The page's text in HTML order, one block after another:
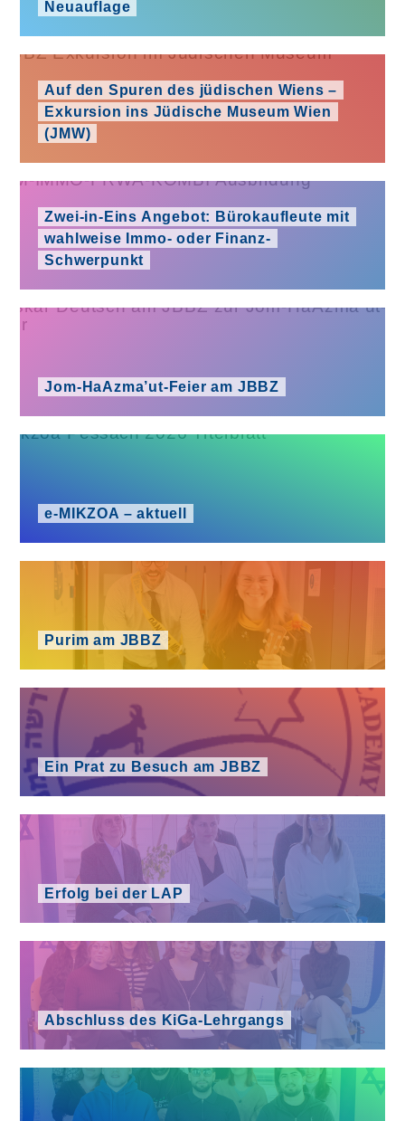
Neuauflage
Auf den Spuren des jüdischen Wiens –
Exkursion ins Jüdische Museum Wien
(JMW)
Zwei-in-Eins Angebot: Bürokaufleute mit
wahlweise Immo- oder Finanz-
Schwerpunkt
Jom-HaAzma’ut-Feier am JBBZ
e‑MIKZOA – aktuell
Purim am JBBZ
Ein Prat zu Besuch am JBBZ
Erfolg bei der LAP
Abschluss des KiGa-Lehrgangs